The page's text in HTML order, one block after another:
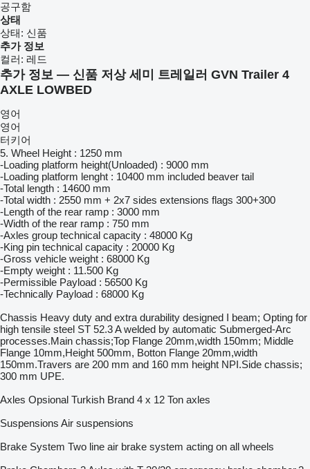
공구함
상태
상태: 신품
추가 정보
컬러: 레드
추가 정보 — 신품 저상 세미 트레일러 GVN Trailer 4
AXLE LOWBED
영어
영어
터키어
5. Wheel Height : 1250 mm
-Loading platform height(Unloaded) : 9000 mm
-Loading platform lenght : 10400 mm included beaver tail
-Total length : 14600 mm
-Total width : 2550 mm + 2x7 sides extensions flags 300+300
-Length of the rear ramp : 3000 mm
-Width of the rear ramp : 750 mm
-Axles group technical capacity : 48000 Kg
-King pin technical capacity : 20000 Kg
-Gross vehicle weight : 68000 Kg
-Empty weight : 11.500 Kg
-Permissible Payload : 56500 Kg
-Technically Payload : 68000 Kg
Chassis Heavy duty and extra durability designed I beam; Opting for
high tensile steel ST 52.3 A welded by automatic Submerged-Arc
processes.Main chassis;Top Flange 20mm,width 150mm; Middle
Flange 10mm,Height 500mm, Botton Flange 20mm,width
150mm.Travers are 200 mm and 160 mm height NPI.Side chassis;
300 mm UPE.
Axles Opsional Turkish Brand 4 x 12 Ton axles
Suspensions Air suspensions
Brake System Two line air brake system acting on all wheels